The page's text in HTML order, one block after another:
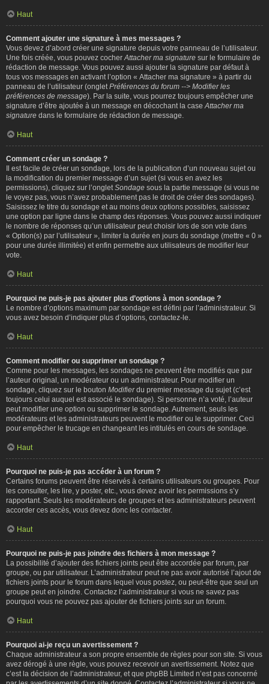
Haut
Comment ajouter une signature à mes messages ?
Vous devez d’abord créer une signature depuis votre panneau de l’utilisateur.
Une fois créée, vous pouvez cocher Attacher ma signature sur le formulaire de
rédaction de message. Vous pouvez aussi ajouter la signature par défaut à
tous vos messages en activant l’option « Attacher ma signature » à partir du
panneau de l’utilisateur (onglet Préférences du forum --> Modifier les
préférences de message). Par la suite, vous pourrez toujours empêcher une
signature d’être ajoutée à un message en décochant la case Attacher ma
signature dans le formulaire de rédaction de message.
Haut
Comment créer un sondage ?
Il est facile de créer un sondage, lors de la publication d’un nouveau sujet ou
la modification du premier message d’un sujet (si vous en avez les
permissions), cliquez sur l’onglet Sondage sous la partie message (si vous ne
le voyez pas, vous n’avez probablement pas le droit de créer des sondages).
Saisissez le titre du sondage et au moins deux options possibles, saisissez
une option par ligne dans le champ des réponses. Vous pouvez aussi indiquer
le nombre de réponses qu’un utilisateur peut choisir lors de son vote dans
« Option(s) par l’utilisateur », limiter la durée en jours du sondage (mettre « 0 »
pour une durée illimitée) et enfin permettre aux utilisateurs de modifier leur
vote.
Haut
Pourquoi ne puis-je pas ajouter plus d’options à mon sondage ?
Le nombre d’options maximum par sondage est défini par l’administrateur. Si
vous avez besoin d’indiquer plus d’options, contactez-le.
Haut
Comment modifier ou supprimer un sondage ?
Comme pour les messages, les sondages ne peuvent être modifiés que par
l’auteur original, un modérateur ou un administrateur. Pour modifier un
sondage, cliquez sur le bouton Modifierdu premier message du sujet (c’est
toujours celui auquel est associé le sondage). Si personne n’a voté, l’auteur
peut modifier une option ou supprimer le sondage. Autrement, seuls les
modérateurs et les administrateurs peuvent le modifier ou le supprimer. Ceci
pour empêcher le trucage en changeant les intitulés en cours de sondage.
Haut
Pourquoi ne puis-je pas accéder à un forum ?
Certains forums peuvent être réservés à certains utilisateurs ou groupes. Pour
les consulter, les lire, y poster, etc., vous devez avoir les permissions s’y
rapportant. Seuls les modérateurs de groupes et les administrateurs peuvent
accorder ces accès, vous devez donc les contacter.
Haut
Pourquoi ne puis-je pas joindre des fichiers à mon message ?
La possibilité d’ajouter des fichiers joints peut être accordée par forum, par
groupe, ou par utilisateur. L’administrateur peut ne pas avoir autorisé l’ajout de
fichiers joints pour le forum dans lequel vous postez, ou peut-être que seul un
groupe peut en joindre. Contactez l’administrateur si vous ne savez pas
pourquoi vous ne pouvez pas ajouter de fichiers joints sur un forum.
Haut
Pourquoi ai-je reçu un avertissement ?
Chaque administrateur a son propre ensemble de règles pour son site. Si vous
avez dérogé à une règle, vous pouvez recevoir un avertissement. Notez que
c’est la décision de l’administrateur, et que phpBB Limited n’est pas concerné